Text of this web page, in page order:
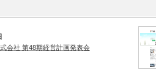
会社 第48期経営計画発表会